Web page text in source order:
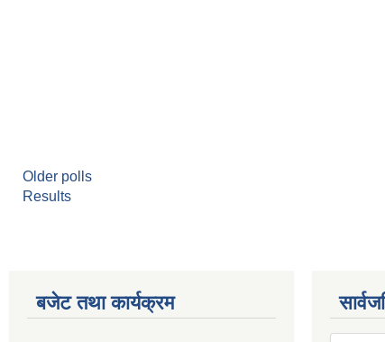
Older polls
Results
बजेट तथा कार्यक्रम